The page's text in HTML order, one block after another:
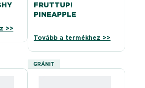
>>
FRUTTUP!
PINEAPPLE
Tovább a termékhez >>
GRÁNIT